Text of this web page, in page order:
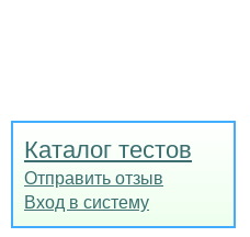
Каталог тестов
Отправить отзыв
Вход в систему